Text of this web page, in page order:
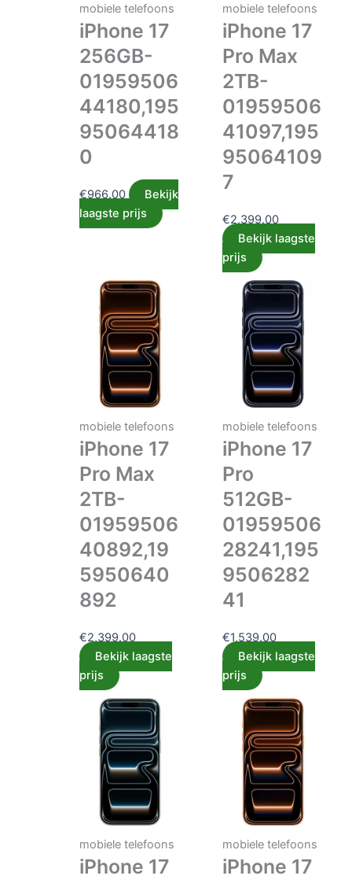
mobiele telefoons
iPhone 17
256GB-
01959506
44180,195
95064418
0
€966.00
Bekijk
laagste prijs
mobiele telefoons
iPhone 17
Pro Max
2TB-
01959506
41097,195
95064109
7
€2,399.00
Bekijk laagste
prijs
mobiele telefoons
iPhone 17
Pro Max
2TB-
01959506
40892,19
5950640
892
€2,399.00
Bekijk laagste
prijs
mobiele telefoons
iPhone 17
Pro
512GB-
01959506
28241,195
9506282
41
€1,539.00
Bekijk laagste
prijs
mobiele telefoons
iPhone 17
mobiele telefoons
iPhone 17